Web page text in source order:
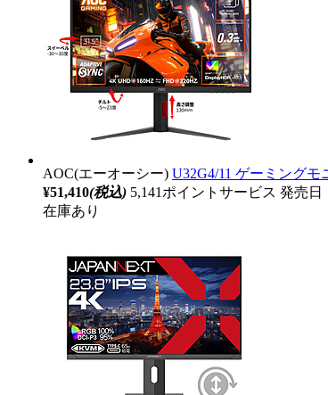
AOC(エーオーシー) U32G4/11 ゲーミングモ
¥51,410(税込) 5,141ポイントサービス 発売日
在庫あり